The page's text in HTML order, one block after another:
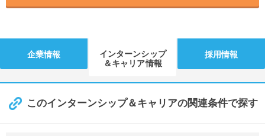
企業情報
インターンシップ
＆キャリア情報
採用情報
このインターンシップ＆キャリアの関連条件で探す